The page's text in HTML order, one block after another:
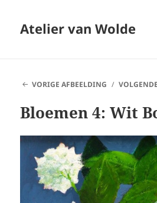
Atelier van Wolde
VORIGE AFBEELDING
Bloemen 4: Wit